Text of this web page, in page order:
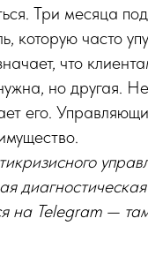
Три месяца
которую часто
что
но другая.
его.
на Telegram —